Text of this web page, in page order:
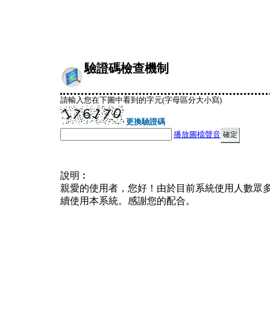
驗證碼檢查機制
請輸入您在下圖中看到的字元(字母區分大小寫)
更換驗證碼
播放圖檔聲音
說明︰
親愛的使用者，您好！由於目前系統使用人數眾
續使用本系統。感謝您的配合。